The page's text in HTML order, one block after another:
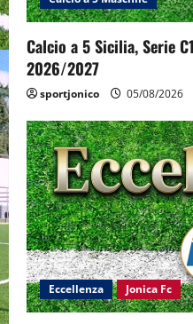
Calcio a 5 Sicilia, Serie
2026/2027
sportjonico 05/08/2026
Eccellenza Jonica Fc